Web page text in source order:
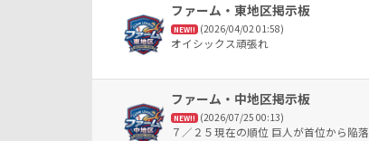
ファーム・東地区掲示板
NEW!! (2026/04/02 01:58)
オイシックス頑張れ
ファーム・中地区掲示板
NEW!! (2026/07/25 00:13)
７／２５現在の順位 巨人が首位から陥